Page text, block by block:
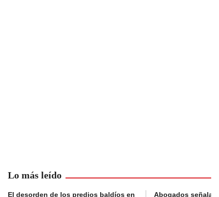
Lo más leído
El desorden de los predios baldíos en
Abogados